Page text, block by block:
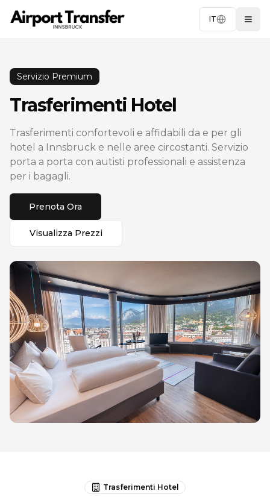
IT
Servizio Premium
Trasferimenti Hotel
Trasferimenti confortevoli e affidabili da e per gli
hotel a Innsbruck e nelle aree circostanti. Servizio
porta a porta con autisti professionali e assistenza
per i bagagli.
Prenota Ora
Visualizza Prezzi
Trasferimenti Hotel